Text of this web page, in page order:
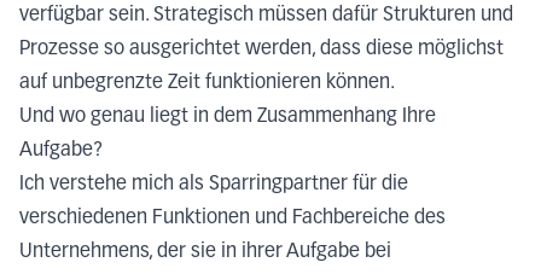
verfügbar sein. Strategisch müssen dafür Strukturen und
Prozesse so ausgerichtet werden, dass diese möglichst
auf unbegrenzte Zeit funktionieren können.
Und wo genau liegt in dem Zusammenhang Ihre
Aufgabe?
Ich verstehe mich als Sparringpartner für die
verschiedenen Funktionen und Fachbereiche des
Unternehmens, der sie in ihrer Aufgabe bei